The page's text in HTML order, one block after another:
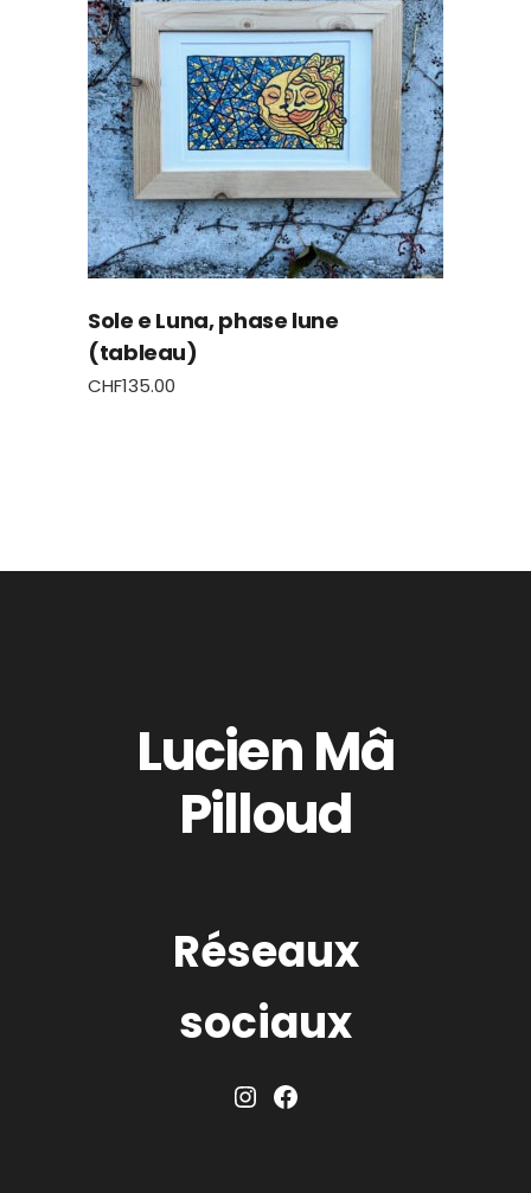
Sole e Luna, phase lune
(tableau)
CHF135.00
Lucien Mâ
Pilloud
Réseaux
sociaux
Instagram
Facebook